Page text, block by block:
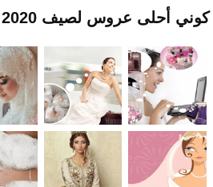
كوني أحلى عروس لصيف 2020